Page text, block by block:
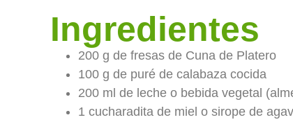
Ingredientes
200 g de fresas de Cuna de Platero
100 g de puré de calabaza cocida
200 ml de leche o bebida vegetal
1 cucharadita de miel o sirope de